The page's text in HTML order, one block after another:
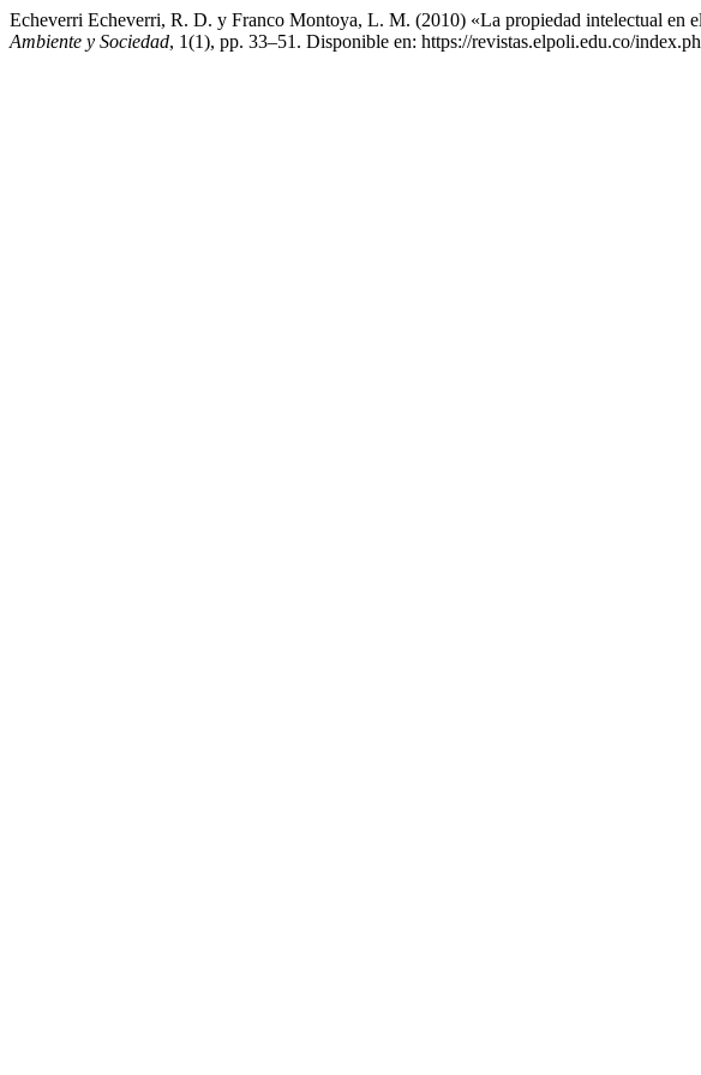
Echeverri Echeverri, R. D. y Franco Montoya, L. M. (2010) «La propiedad intelectual en
Ambiente y Sociedad, 1(1), pp. 33–51. Disponible en: https://revistas.elpoli.edu.co/